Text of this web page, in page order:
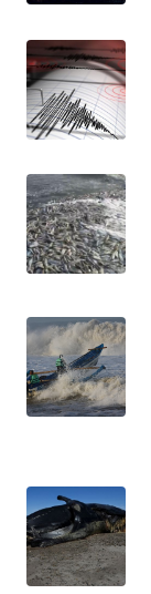
WN
KALSEL
WN
WN
SULSEL
GORONTALO
WN
SULUT
MALUKU
WN
MALUT